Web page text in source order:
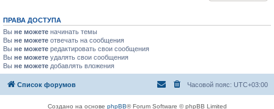
ПРАВА ДОСТУПА
Вы не можете начинать темы
Вы не можете отвечать на сообщения
Вы не можете редактировать свои сообщения
Вы не можете удалять свои сообщения
Вы не можете добавлять вложения
Список форумов Часовой пояс: UTC+03:00
Создано на основе phpBB® Forum Software © phpBB Limited